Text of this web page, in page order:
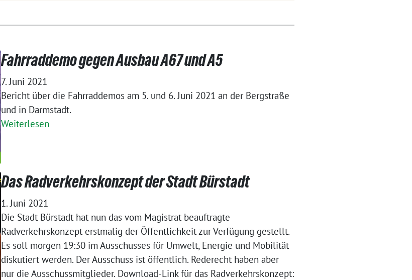
Fahrraddemo gegen Ausbau A67 und A5
7. Juni 2021
Bericht über die Fahrraddemos am 5. und 6. Juni 2021 an der Bergstraße
und in Darmstadt.
Weiterlesen
Das Radverkehrskonzept der Stadt Bürstadt
1. Juni 2021
Die Stadt Bürstadt hat nun das vom Magistrat beauftragte
Radverkehrskonzept erstmalig der Öffentlichkeit zur Verfügung gestellt.
Es soll morgen 19:30 im Ausschusses für Umwelt, Energie und Mobilität
diskutiert werden. Der Ausschuss ist öffentlich. Rederecht haben aber
nur die Ausschussmitglieder. Download-Link für das Radverkehrskonzept: